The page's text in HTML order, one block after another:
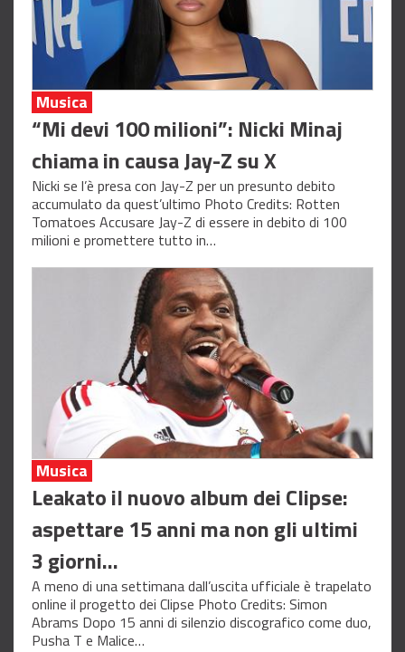
Musica
“Mi devi 100 milioni”: Nicki Minaj
chiama in causa Jay-Z su X
Nicki se l’è presa con Jay-Z per un presunto debito
accumulato da quest’ultimo Photo Credits: Rotten
Tomatoes Accusare Jay-Z di essere in debito di 100
milioni e promettere tutto in…
Musica
Leakato il nuovo album dei Clipse:
aspettare 15 anni ma non gli ultimi
3 giorni…
A meno di una settimana dall’uscita ufficiale è trapelato
online il progetto dei Clipse Photo Credits: Simon
Abrams Dopo 15 anni di silenzio discografico come duo,
Pusha T e Malice…